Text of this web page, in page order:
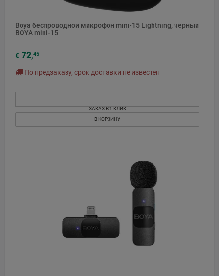
Boya беспроводной микрофон mini-15 Lightning, черный
BOYA mini-15
€ 72,45
По предзаказу, срок доставки не известен
ЗАКАЗ В 1 КЛИК
В КОРЗИНУ